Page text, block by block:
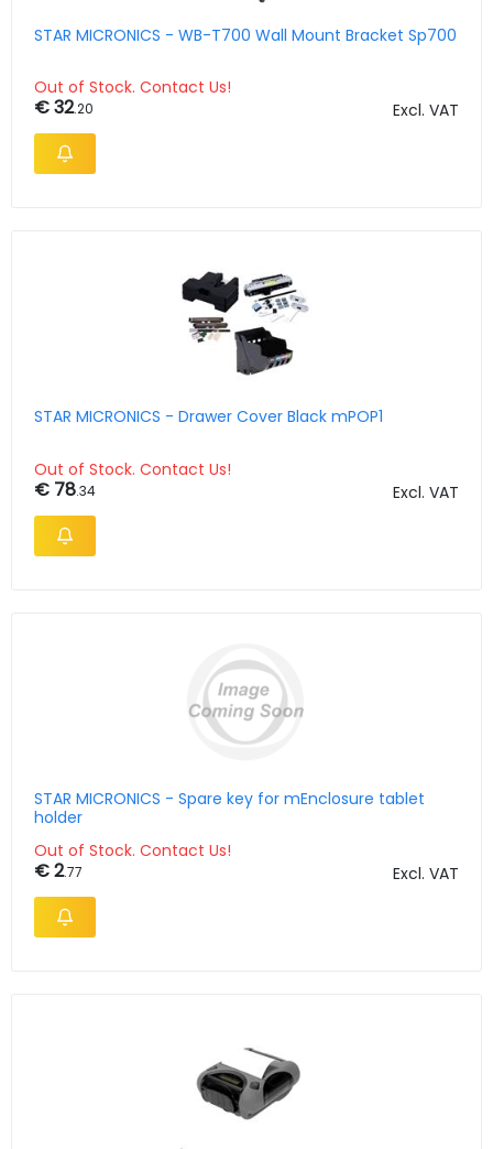
STAR MICRONICS - WB-T700 Wall Mount Bracket Sp700
Out of Stock. Contact Us!
€ 32.20 Excl. VAT
STAR MICRONICS - Drawer Cover Black mPOP1
Out of Stock. Contact Us!
€ 78.34 Excl. VAT
STAR MICRONICS - Spare key for mEnclosure tablet
holder
Out of Stock. Contact Us!
€ 2.77 Excl. VAT